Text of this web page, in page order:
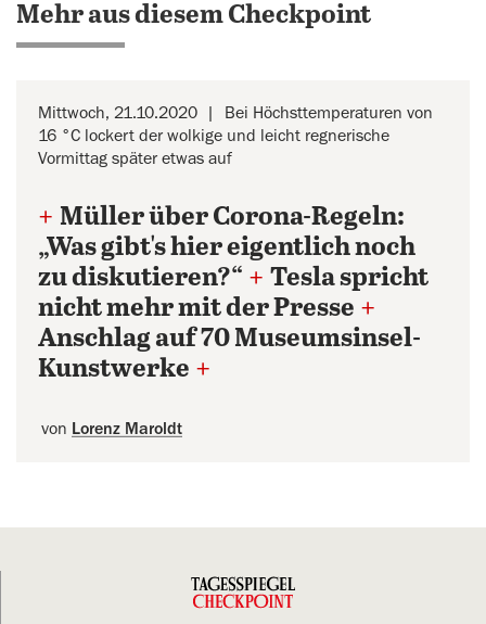
Mehr aus diesem Checkpoint
Mittwoch, 21.10.2020
Bei Höchsttemperaturen von
16 °C lockert der wolkige und leicht regnerische
Vormittag später etwas auf
+ Müller über Corona-Regeln:
„Was gibt's hier eigentlich noch
zu diskutieren?“ + Tesla spricht
nicht mehr mit der Presse +
Anschlag auf 70 Museumsinsel-
Kunstwerke +
von Lorenz Maroldt